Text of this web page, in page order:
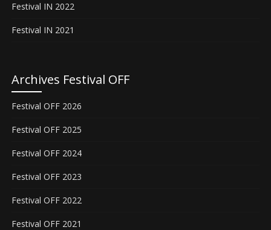
Festival IN 2022
Festival IN 2021
Archives Festival OFF
Festival OFF 2026
Festival OFF 2025
Festival OFF 2024
Festival OFF 2023
Festival OFF 2022
Festival OFF 2021